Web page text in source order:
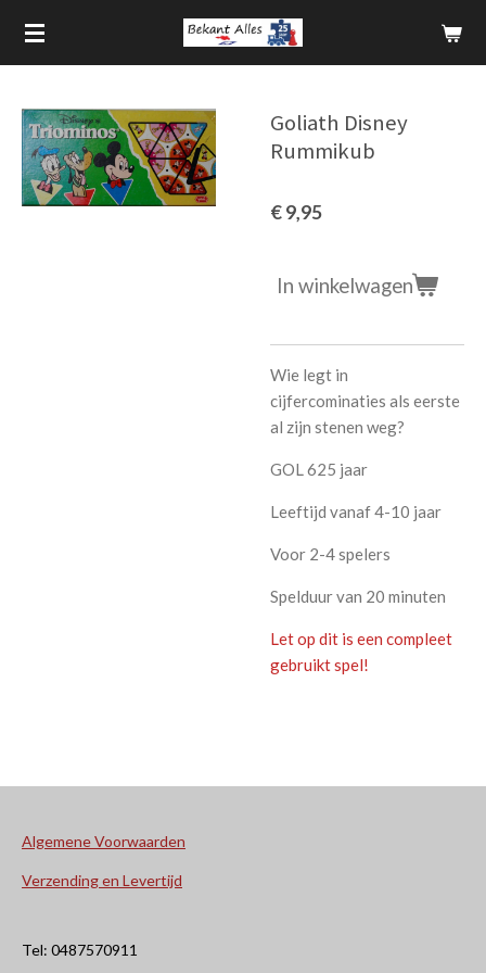
Ga
direct
hoofdinhoud
Goliath Disney
Rummikub
€ 9,95
In winkelwagen
Wie legt in
cijfercominaties als eerste
al zijn stenen weg?
GOL 625 jaar
Leeftijd vanaf 4-10 jaar
Voor 2-4 spelers
Spelduur van 20 minuten
Let op dit is een compleet
gebruikt spel!
Algemene Voorwaarden
Verzending en Levertijd
Tel: 0487570911